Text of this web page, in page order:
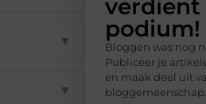
▼
▼
verdient
podium!
Bloggen was nog
Publiceer je
en maak deel uit